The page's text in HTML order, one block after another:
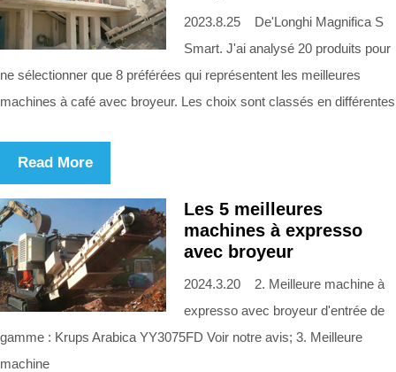
2023.8.25 De'Longhi Magnifica S
Smart. J'ai analysé 20 produits pour
ne sélectionner que 8 préférées qui représentent les meilleures
machines à café avec broyeur. Les choix sont classés en différentes
Read More
Les 5 meilleures
machines à expresso
avec broyeur
2024.3.20 2. Meilleure machine à
expresso avec broyeur d'entrée de
gamme : Krups Arabica YY3075FD Voir notre avis; 3. Meilleure
machine